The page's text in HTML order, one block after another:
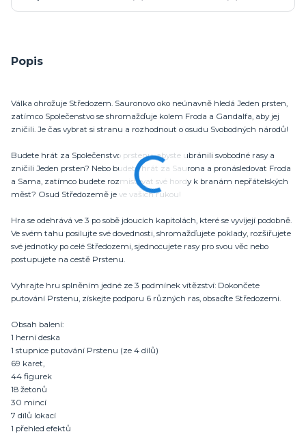
Popis
Válka ohrožuje Středozem. Sauronovo oko neúnavně hledá Jeden prsten,
zatímco Společenstvo se shromažďuje kolem Froda a Gandalfa, aby jej
zničili. Je čas vybrat si stranu a rozhodnout o osudu Svobodných národů!
Budete hrát za Společenstvo prstenu, abyste ubránili svobodné rasy a
zničili Jeden prsten? Nebo budete hrát za Saurona a pronásledovat Froda
a Sama, zatímco budete rozmisťovat své hordy k branám nepřátelských
měst? Osud Středozemě je ve vašich rukou!
Hra se odehrává ve 3 po sobě jdoucích kapitolách, které se vyvíjejí podobně.
Ve svém tahu posilujte své dovednosti, shromažďujete poklady, rozšiřujete
své jednotky po celé Středozemi, sjednocujete rasy pro svou věc nebo
postupujete na cestě Prstenu.
Vyhrajte hru splněním jedné ze 3 podmínek vítězství: Dokončete
putování Prstenu, získejte podporu 6 různých ras, obsaďte Středozemi.
Obsah balení:
1 herní deska
1 stupnice putování Prstenu (ze 4 dílů)
69 karet,
44 figurek
18 žetonů
30 mincí
7 dílů lokací
1 přehled efektů